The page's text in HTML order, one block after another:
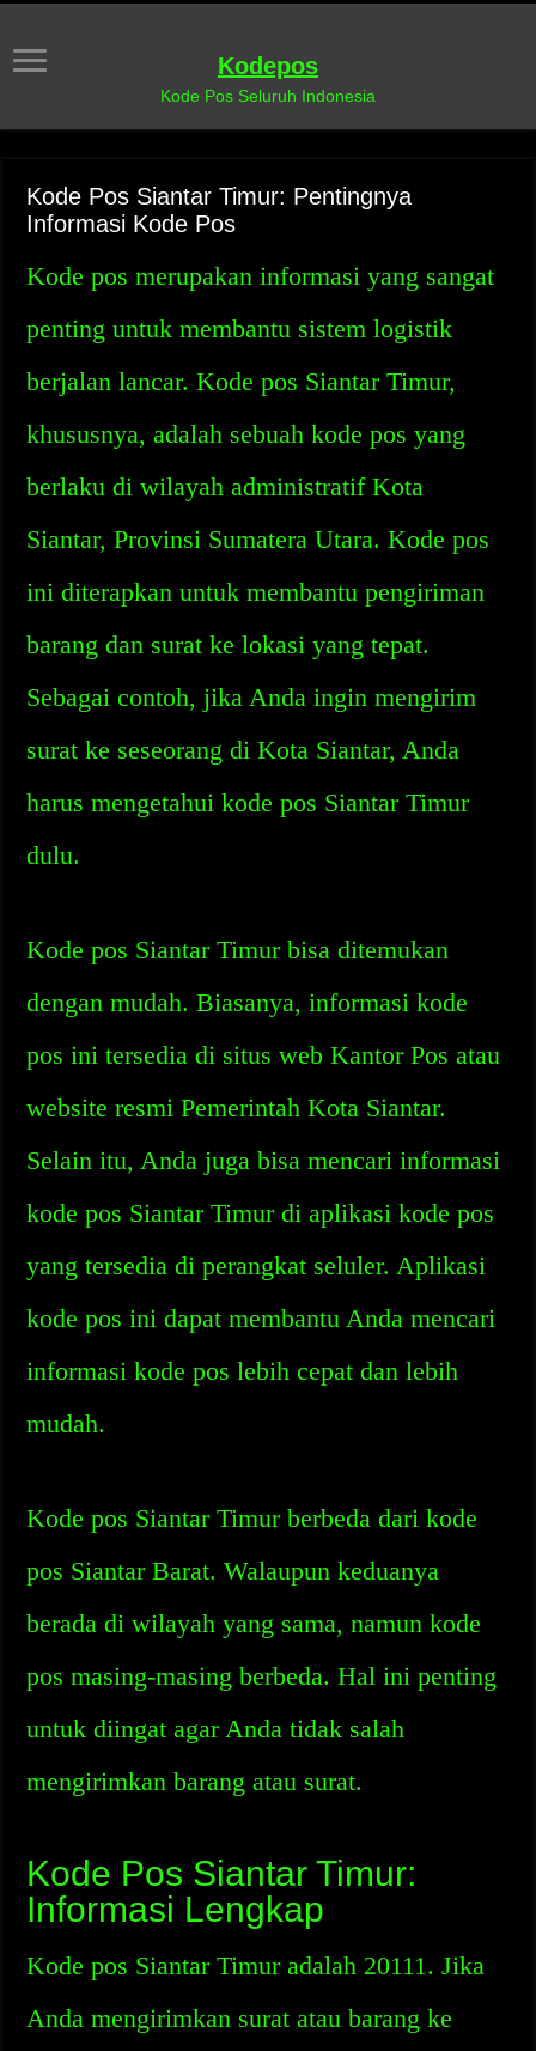
Kodepos
Kode Pos Seluruh Indonesia
Kode Pos Siantar Timur: Pentingnya
Informasi Kode Pos
Kode pos merupakan informasi yang sangat
penting untuk membantu sistem logistik
berjalan lancar. Kode pos Siantar Timur,
khususnya, adalah sebuah kode pos yang
berlaku di wilayah administratif Kota
Siantar, Provinsi Sumatera Utara. Kode pos
ini diterapkan untuk membantu pengiriman
barang dan surat ke lokasi yang tepat.
Sebagai contoh, jika Anda ingin mengirim
surat ke seseorang di Kota Siantar, Anda
harus mengetahui kode pos Siantar Timur
dulu.
Kode pos Siantar Timur bisa ditemukan
dengan mudah. Biasanya, informasi kode
pos ini tersedia di situs web Kantor Pos atau
website resmi Pemerintah Kota Siantar.
Selain itu, Anda juga bisa mencari informasi
kode pos Siantar Timur di aplikasi kode pos
yang tersedia di perangkat seluler. Aplikasi
kode pos ini dapat membantu Anda mencari
informasi kode pos lebih cepat dan lebih
mudah.
Kode pos Siantar Timur berbeda dari kode
pos Siantar Barat. Walaupun keduanya
berada di wilayah yang sama, namun kode
pos masing-masing berbeda. Hal ini penting
untuk diingat agar Anda tidak salah
mengirimkan barang atau surat.
Kode Pos Siantar Timur:
Informasi Lengkap
Kode pos Siantar Timur adalah 20111. Jika
Anda mengirimkan surat atau barang ke